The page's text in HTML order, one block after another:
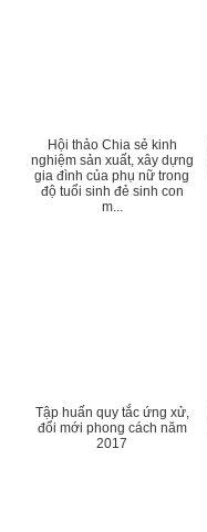
Hội thảo Chia sẻ kinh
nghiệm sản xuất, xây dựng
gia đình của phụ nữ trong
độ tuổi sinh đẻ sinh con
m...
Tập huấn quy tắc ứng xử,
đổi mới phong cách năm
2017